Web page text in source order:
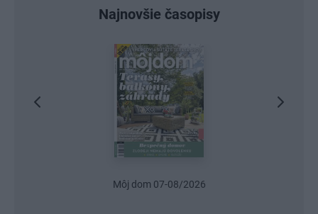
Najnovšie časopisy
Môj dom 07-08/2026